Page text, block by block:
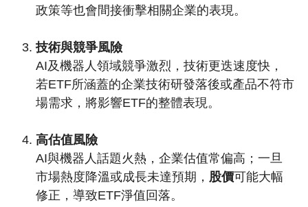
政策等也會間接衝擊相關企業的表現。
技術與競爭風險
AI及機器人領域競爭激烈，技術更迭速度快，
若ETF所涵蓋的企業技術研發落後或產品不符市
場需求，將影響ETF的整體表現。
高估值風險
AI與機器人話題火熱，企業估值常偏高；一旦
市場熱度降溫或成長未達預期， 股價可能大幅
修正，導致ETF淨值回落。